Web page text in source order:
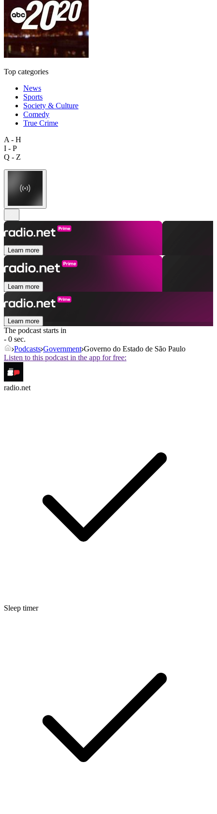
Top categories
News
Sports
Society & Culture
Comedy
True Crime
A - H
I - P
Q - Z
Learn more
Learn more
Learn more
The podcast starts in
- 0 sec.
Podcasts Government Governo do Estado de São Paulo
Listen to this podcast in the app for free:
radio.net
Sleep timer